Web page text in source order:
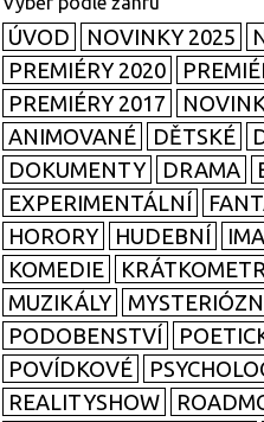
ÚVOD NOVINKY 2025
PREMIÉRY 2020
PREMIÉRY 2017
ANIMOVANÉ
DĚTSKÉ
DOKUMENTY
DRAMA
EXPERIMENTÁLNÍ
HORORY
HUDEBNÍ
KOMEDIE
MUZIKÁLY
PODOBENSTVÍ
POVÍDKOVÉ
REALITYSHOW